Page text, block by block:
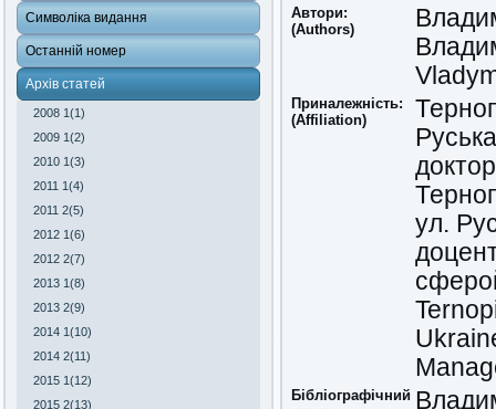
Символіка видання
Останній номер
Архів статей
2008 1(1)
2009 1(2)
2010 1(3)
2011 1(4)
2011 2(5)
2012 1(6)
2012 2(7)
2013 1(8)
2013 2(9)
2014 1(10)
2014 2(11)
2015 1(12)
2015 2(13)
Автори:
(Authors)
Приналежність:
(Affiliation)
ул.
Бібліографічний